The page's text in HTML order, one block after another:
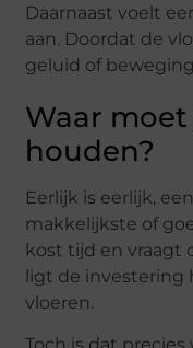
Daarnaast voelt
aan. Doordat de
geluid of
Waar
houden?
Eerlijk is eerlijk,
makkelijkste of
kost tijd en vraagt
ligt de investering
vloeren.